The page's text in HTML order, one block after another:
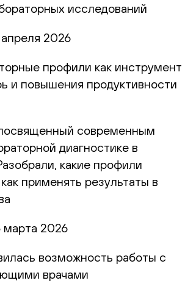
исследований
апреля 2026
профили как инструмент
и повышения продуктивности
современным
диагностике в
какие профили
применять результаты в
марта 2026
возможность работы с
врачами